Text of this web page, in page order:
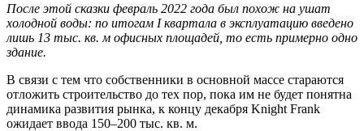
После этой сказки февраль 2022 года был похож на ушат
холодной воды: по итогам I квартала в эксплуатацию введено
лишь 13 тыс. кв. м офисных площадей, то есть примерно одно
здание.
В связи с тем что собственники в основной массе стараются
отложить строительство до тех пор, пока им не будет понятна
динамика развития рынка, к концу декабря Knight Frank
ожидает ввода 150–200 тыс. кв. м.